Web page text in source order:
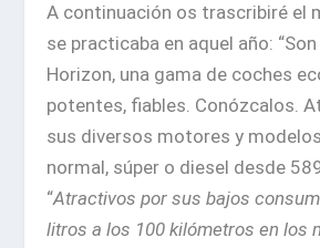
A continuación os trascribiré el
se practicaba en aquel año:
Horizon, una gama de coches
potentes, fiables. Conózcalos.
sus diversos motores y
normal, súper o diesel desde
“Atractivos por sus bajos
litros a los 100 kilómetros en los